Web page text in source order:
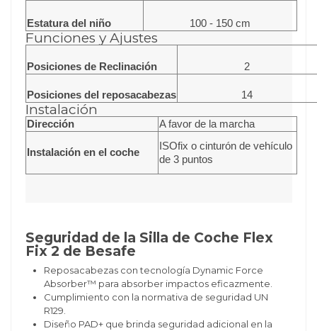
Estatura del niño 100 - 150 cm
Funciones y Ajustes
Posiciones de Reclinación 2
Posiciones del reposacabezas 14
Instalación
Dirección A favor de la marcha
Instalación en el coche
ISOfix o cinturón de vehículo
de 3 puntos
Seguridad de la Silla de Coche Flex
Fix 2 de Besafe
Reposacabezas con tecnología Dynamic Force
Absorber™ para absorber impactos eficazmente.
Cumplimiento con la normativa de seguridad UN
R129.
Diseño PAD+ que brinda seguridad adicional en la